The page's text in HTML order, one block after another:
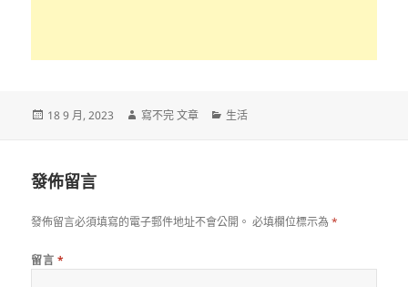
發
18 9 月, 2023
作
寫不完 文章
分
生活
發佈留言
發佈留言必須填寫的電子郵件地址不會公開。 必填欄位標示為*
留言 *